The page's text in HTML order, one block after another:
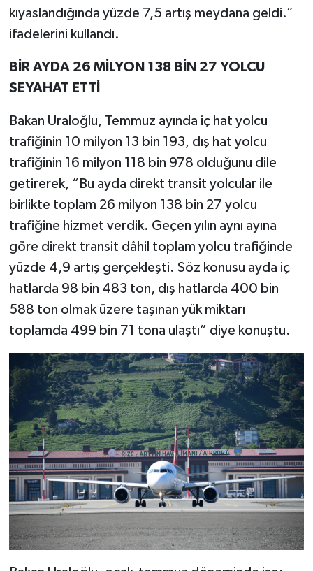
kıyaslandığında yüzde 7,5 artış meydana geldi.”
ifadelerini kullandı.
BİR AYDA 26 MİLYON 138 BİN 27 YOLCU
SEYAHAT ETTİ
Bakan Uraloğlu, Temmuz ayında iç hat yolcu
trafiğinin 10 milyon 13 bin 193, dış hat yolcu
trafiğinin 16 milyon 118 bin 978 olduğunu dile
getirerek, “Bu ayda direkt transit yolcular ile
birlikte toplam 26 milyon 138 bin 27 yolcu
trafiğine hizmet verdik. Geçen yılın aynı ayına
göre direkt transit dâhil toplam yolcu trafiğinde
yüzde 4,9 artış gerçekleşti. Söz konusu ayda iç
hatlarda 98 bin 483 ton, dış hatlarda 400 bin
588 ton olmak üzere taşınan yük miktarı
toplamda 499 bin 71 tona ulaştı” diye konuştu.